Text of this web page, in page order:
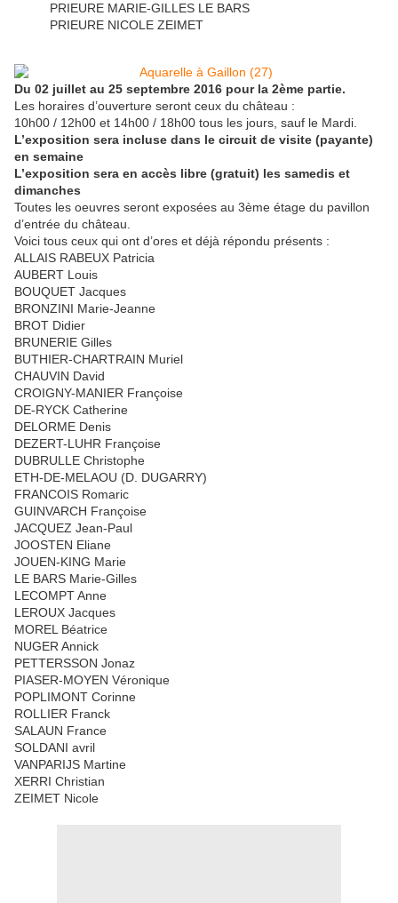
PRIEURE MARIE-GILLES LE BARS
PRIEURE NICOLE ZEIMET
Du 02 juillet au 25 septembre 2016 pour la 2ème partie.
Les horaires d’ouverture seront ceux du château :
10h00 / 12h00 et 14h00 / 18h00 tous les jours, sauf le Mardi.
L’exposition sera incluse dans le circuit de visite (payante)
en semaine
L’exposition sera en accès libre (gratuit) les samedis et
dimanches
Toutes les oeuvres seront exposées au 3ème étage du pavillon
d’entrée du château.
Voici tous ceux qui ont d’ores et déjà répondu présents :
ALLAIS RABEUX Patricia
AUBERT Louis
BOUQUET Jacques
BRONZINI Marie-Jeanne
BROT Didier
BRUNERIE Gilles
BUTHIER-CHARTRAIN Muriel
CHAUVIN David
CROIGNY-MANIER Françoise
DE-RYCK Catherine
DELORME Denis
DEZERT-LUHR Françoise
DUBRULLE Christophe
ETH-DE-MELAOU (D. DUGARRY)
FRANCOIS Romaric
GUINVARCH Françoise
JACQUEZ Jean-Paul
JOOSTEN Eliane
JOUEN-KING Marie
LE BARS Marie-Gilles
LECOMPT Anne
LEROUX Jacques
MOREL Béatrice
NUGER Annick
PETTERSSON Jonaz
PIASER-MOYEN Véronique
POPLIMONT Corinne
ROLLIER Franck
SALAUN France
SOLDANI avril
VANPARIJS Martine
XERRI Christian
ZEIMET Nicole